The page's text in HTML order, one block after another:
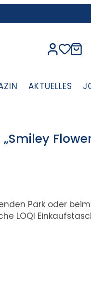
AKTUELLES
Park oder
LOQI